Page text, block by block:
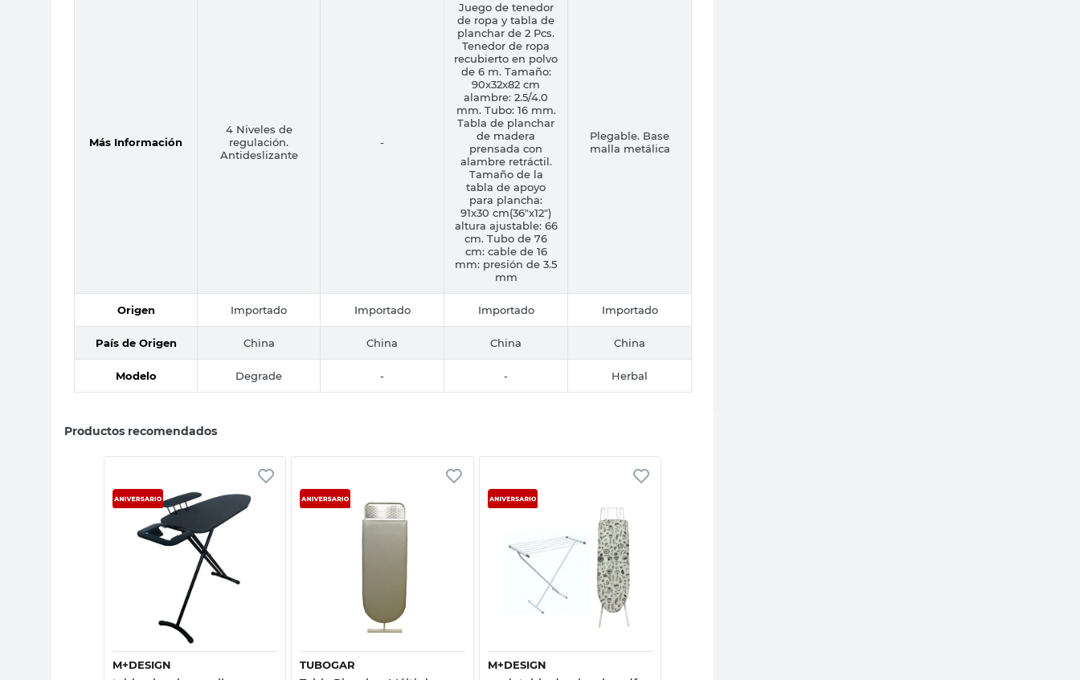
Más Información
4 Niveles de
regulación.
Antideslizante
-
Juego de tenedor
de ropa y tabla de
planchar de 2 Pcs.
Tenedor de ropa
recubierto en polvo
de 6 m. Tamaño:
90x32x82 cm
alambre: 2.5/4.0
mm. Tubo: 16 mm.
Tabla de planchar
de madera
prensada con
alambre retráctil.
Tamaño de la
tabla de apoyo
para plancha:
91x30 cm(36"x12")
altura ajustable: 66
cm. Tubo de 76
cm: cable de 16
mm: presión de 3.5
mm
Plegable. Base
malla metálica
Origen Importado Importado Importado Importado
País de Origen China China China China
Modelo Degrade - - Herbal
Productos recomendados
Vista rápida
M+DESIGN
Vista rápida
TUBOGAR
Vista rápida
M+DESIGN